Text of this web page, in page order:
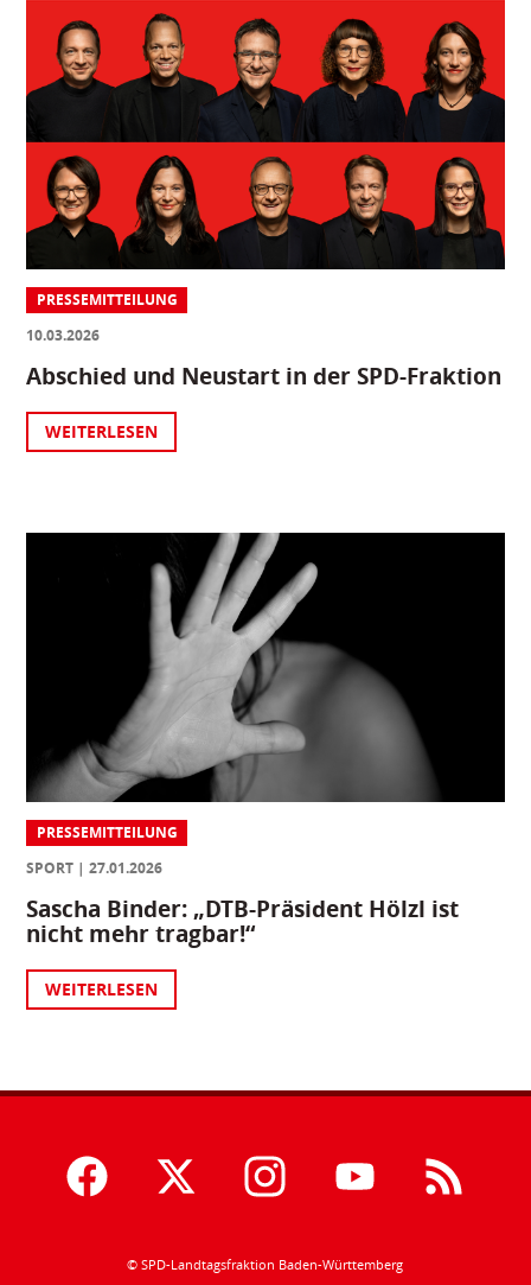
PRESSEMITTEILUNG
10.03.2026
Abschied und Neustart in der SPD-Fraktion
WEITERLESEN
PRESSEMITTEILUNG
SPORT
27.01.2026
Sascha Binder: „DTB-Präsident Hölzl ist
nicht mehr tragbar!“
WEITERLESEN
© SPD-Landtagsfraktion Baden-Württemberg